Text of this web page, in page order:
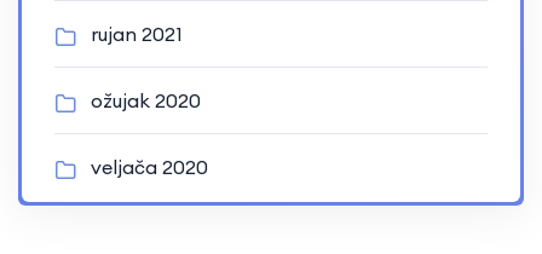
rujan 2021
ožujak 2020
veljača 2020